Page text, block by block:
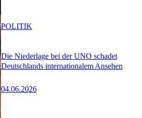
Die Niederlage bei der UNO schadet
Deutschlands internationalem Ansehen
04.06.2026
POLITIK